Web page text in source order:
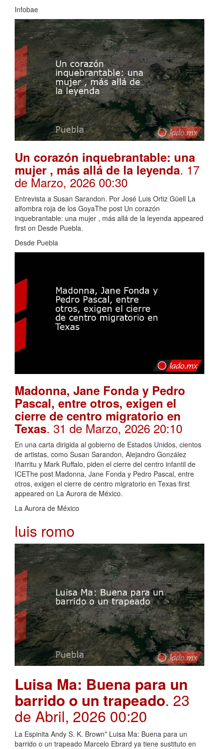
Infobae
Un corazón inquebrantable: una
mujer , más allá de la leyenda. 17
de Marzo, 2026 00:30
Entrevista a Susan Sarandon. Por José Luis Ortiz Güell La
alfombra roja de los GoyaThe post Un corazón
inquebrantable: una mujer , más allá de la leyenda appeared
first on Desde Puebla.
Desde Puebla
Madonna, Jane Fonda y Pedro
Pascal, entre otros, exigen el
cierre de centro migratorio en
Texas. 31 de Marzo, 2026 20:10
En una carta dirigida al gobierno de Estados Unidos, cientos
de artistas, como Susan Sarandon, Alejandro González
Iñarritu y Mark Ruffalo, piden el cierre del centro infantil de
ICEThe post Madonna, Jane Fonda y Pedro Pascal, entre
otros, exigen el cierre de centro migratorio en Texas first
appeared on La Aurora de México.
La Aurora de México
luis romo
Luisa Ma: Buena para un
barrido o un trapeado. 23
de Abril, 2026 00:20
La Espinita Andy S. K. Brown* Luisa Ma: Buena para un
barrido o un trapeado Marcelo Ebrard ya tiene sustituto en